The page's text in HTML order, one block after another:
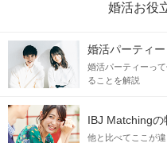
婚活お役
婚活パーティ
婚活パーティーっ
ることを解説
IBJ Matchingの
他と比べてここが